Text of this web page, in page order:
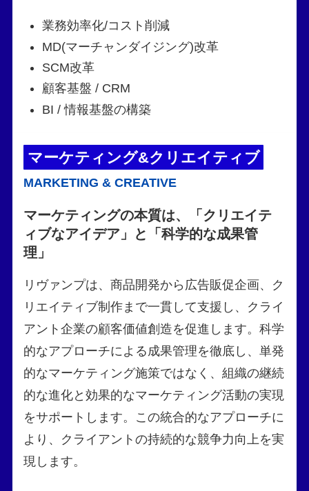
業務効率化/コスト削減
MD(マーチャンダイジング)改革
SCM改革
顧客基盤 / CRM
BI / 情報基盤の構築
マーケティング&クリエイティブ
MARKETING & CREATIVE
マーケティングの本質は、「クリエイテ
ィブなアイデア」と「科学的な成果管
理」
リヴァンプは、商品開発から広告販促企画、ク
リエイティブ制作まで一貫して支援し、クライ
アント企業の顧客価値創造を促進します。科学
的なアプローチによる成果管理を徹底し、単発
的なマーケティング施策ではなく、組織の継続
的な進化と効果的なマーケティング活動の実現
をサポートします。この統合的なアプローチに
より、クライアントの持続的な競争力向上を実
現します。